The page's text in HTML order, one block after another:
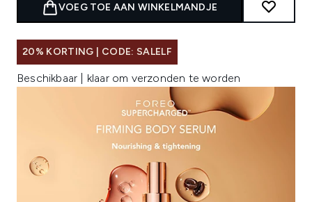
VOEG TOE AAN WINKELMANDJE
20% KORTING | CODE: SALELF
Beschikbaar | klaar om verzonden te worden